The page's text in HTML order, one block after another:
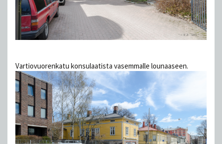
Vartiovuorenkatu konsulaatista vasemmalle lounaaseen.